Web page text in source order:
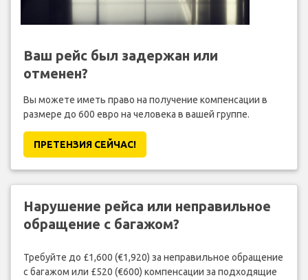
Ваш рейс был задержан или
отменен?
Вы можете иметь право на получение компенсации в
размере до 600 евро на человека в вашей группе.
ПРЕТЕНЗИЯ CЕЙЧАС!
Нарушение рейса или неправильное
обращение с багажом?
Требуйте до £1,600 (€1,920) за неправильное обращение
с багажом или £520 (€600) компенсации за подходящие